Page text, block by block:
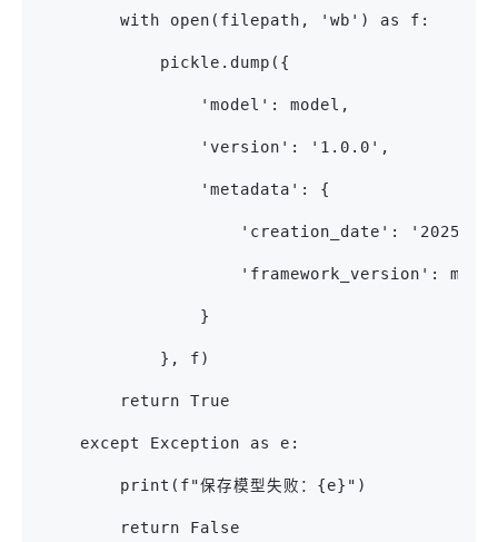
        with open(filepath, 'wb') as f:
            pickle.dump({
                'model': model,
                'version': '1.0.0',
                'metadata': {
'creation_date': '2025-
'framework_version':
                }
            }, f)
        return True
    except Exception as e:
        print(f"保存模型失败：{e}")
        return False